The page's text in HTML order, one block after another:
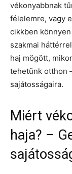
vékonyabbnak
félelemre, vagy
cikkben
szakmai
haj mögött,
tehetünk otthon
sajátosságaira.
Miért
haja? –